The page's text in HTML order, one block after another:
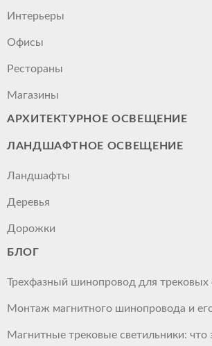
Интерьеры
Офисы
Рестораны
Магазины
АРХИТЕКТУРНОЕ ОСВЕЩЕНИЕ
ЛАНДШАФТНОЕ ОСВЕЩЕНИЕ
Ландшафты
Деревья
Дорожки
БЛОГ
Трехфазный шинопровод для трековых
Монтаж магнитного шинопровода и
Магнитные трековые светильники: что